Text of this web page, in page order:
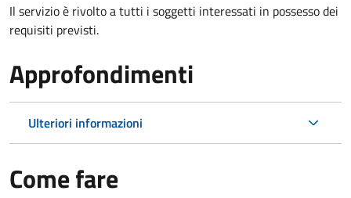
Il servizio è rivolto a tutti i soggetti interessati in possesso dei
requisiti previsti.
Approfondimenti
Ulteriori informazioni
Come fare